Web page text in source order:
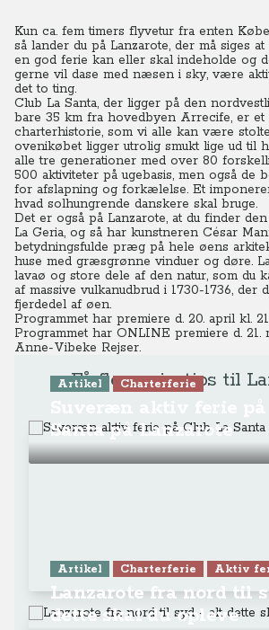
Kun ca. fem timers flyvetur fra enten
så lander du på Lanzarote, der må siges
en god ferie kan eller skal indeholde og
gerne vil dase med næsen i sky, være
det to ting.
Club La Santa, der ligger på den
bare 35 km fra hovedbyen Arrecife, er et
charterhistorie, som vi alle kan være
ovenikøbet ligger utrolig smukt lige ud til
alle tre generationer med over 80
500 aktiviteter på ugebasis, men også de
for afslapning og forkælelse. Et
hvad solhungrende danskere skal bruge.
Det er også på Lanzarote, at du finder
La Geria, og så har kunstneren César
betydningsfulde præg på hele øens
huse med græsgrønne vinduer og døre.
lavaø og store dele af den natur, som du
af massive vulkanudbrud i 1730-1736, der
fjerdedel af øen.
Programmet har premiere d. 20. april kl.
Programmet har ONLINE premiere d. 21.
Anne-Vibeke Rejser.
Få flere rejsetips til
Artikel Charterferie
Santa på Lanzarote
Artikel Charterferie Aktiv
Lanzarote fra nord til
dette skal du opleve